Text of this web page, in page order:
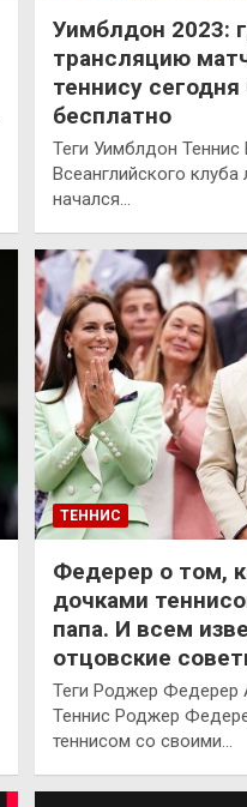
Уимблдон 2023:
трансляцию
теннису
бесплатно
Теги Уимблдон
Всеанглийского
начался…
ТЕННИС
Федерер о том,
дочками
папа. И всем
отцовские
Теги Роджер Федерер
Теннис Роджер
теннисом со своими…